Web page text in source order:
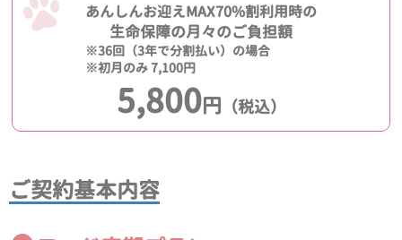
あんしんお迎えMAX70%割利用時の
生命保障の月々のご負担額
※36回（3年で分割払い）の場合
※初月のみ 7,100円
5,800円 （税込）
ご契約基本内容